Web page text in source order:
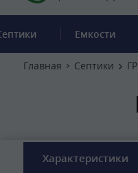
Емкости
Главная Септики
Характеристики